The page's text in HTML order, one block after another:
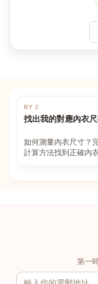
BY 2
找出我的對應內衣
如何測量內衣尺寸？
計算方法找到正確內
第一